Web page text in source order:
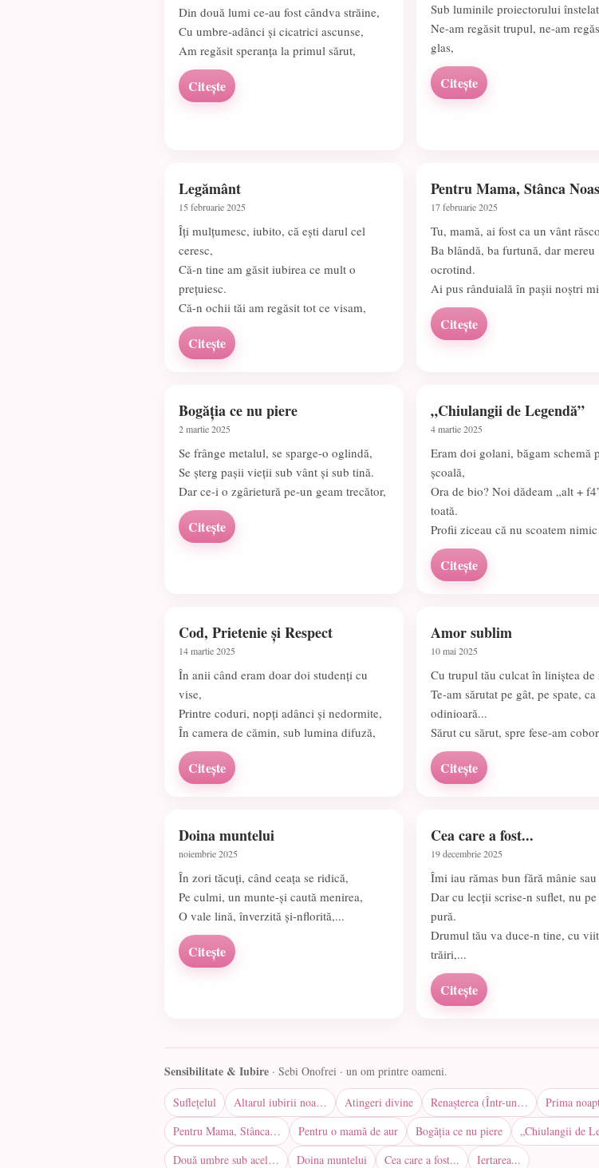
Din două lumi ce-au fost cândva străine,
Cu umbre-adânci și cicatrici ascunse,
Am regăsit speranța la primul sărut,
Citește
Sub luminile proiectorului
Ne-am regăsit trupul, ne-am
glas,
Citește
Legământ
15 februarie 2025
Îți mulțumesc, iubito, că ești darul cel
ceresc,
Că-n tine am găsit iubirea ce mult o
prețuiesc.
Că-n ochii tăi am regăsit tot ce visam,
Citește
Pentru Mama, Stânca
17 februarie 2025
Tu, mamă, ai fost ca un vânt
Ba blândă, ba furtună, dar mereu
ocrotind.
Ai pus rânduială în pașii noștri
Citește
Bogăția ce nu piere
2 martie 2025
Se frânge metalul, se sparge-o oglindă,
Se șterg pașii vieții sub vânt și sub tină.
Dar ce-i o zgârietură pe-un geam trecător,
Citește
„Chiulangii de Legendă”
4 martie 2025
Eram doi golani, băgam schemă
școală,
Ora de bio? Noi dădeam „alt +
toată.
Profii ziceau că nu scoatem
Citește
Cod, Prietenie și Respect
14 martie 2025
În anii când eram doar doi studenți cu
vise,
Printre coduri, nopți adânci și nedormite,
În camera de cămin, sub lumina difuză,
Citește
Amor sublim
10 mai 2025
Cu trupul tău culcat în liniștea de
Te-am sărutat pe gât, pe spate, ca
odinioară...
Sărut cu sărut, spre fese-am
Citește
Doina muntelui
noiembrie 2025
În zori tăcuți, când ceața se ridică,
Pe culmi, un munte-și caută menirea,
O vale lină, înverzită și-nflorită,...
Citește
Cea care a fost...
19 decembrie 2025
Îmi iau rămas bun fără mânie sau
Dar cu lecții scrise-n suflet, nu
pură.
Drumul tău va duce-n tine, cu
trăiri,...
Citește
Sensibilitate & Iubire · Sebi Onofrei · un om printre oameni.
Suflețelul Altarul iubirii noa… Atingeri divine Renașterea (Într-un… Prima
Pentru Mama, Stânca…
Pentru o mamă de aur Bogăția ce nu piere „Chiulangii de
Două umbre sub acel…
Doina muntelui Cea care a fost... Iertarea...